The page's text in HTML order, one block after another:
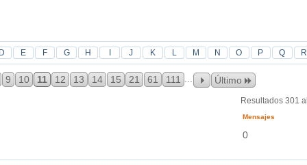
D E F G H J K L M N O P Q R
9 10 11 12 13 14 15 21 61 111 Último
Resultados 301
Mensajes
0